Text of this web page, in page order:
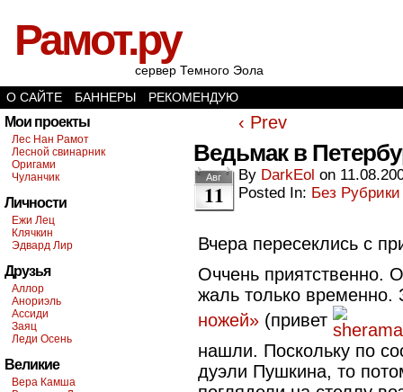
Рамот.ру
сервер Темного Эола
О САЙТЕ
БАННЕРЫ РЕКОМЕНДУЮ
Мои проекты
Лес Нан Рамот
Лесной свинарник
Оригами
Чуланчик
Личности
Ежи Лец
Клячкин
Эдвард Лир
Друзья
Аллор
Анориэль
Ассиди
Заяц
Леди Осень
Великие
Вера Камша
‹ Prev
Ведьмак в
Авг
11
By DarkEol on
Posted In: Без Рубрики
Вчера пересеклись с
Оччень приятственно.
жаль только временно.
ножей» (привет
нашли. Поскольку по
дуэли Пушкина, то